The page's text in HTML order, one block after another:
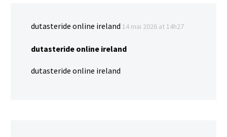
dutasteride online ireland 14 mai 2026 at 14h27
dutasteride online ireland
dutasteride online ireland